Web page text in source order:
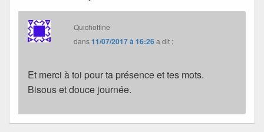
Quichottine
dans11/07/2017 à 16:26a dit :
Et merci à toi pour ta présence et tes mots.
Bisous et douce journée.